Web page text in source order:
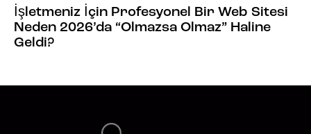
İşletmeniz İçin Profesyonel Bir Web Sitesi
Neden 2026’da “Olmazsa Olmaz” Haline
Geldi?